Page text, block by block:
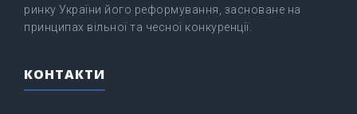
ринку України його реформування, засноване на
принципах вільної та чесної конкуренції.
КОНТАКТИ